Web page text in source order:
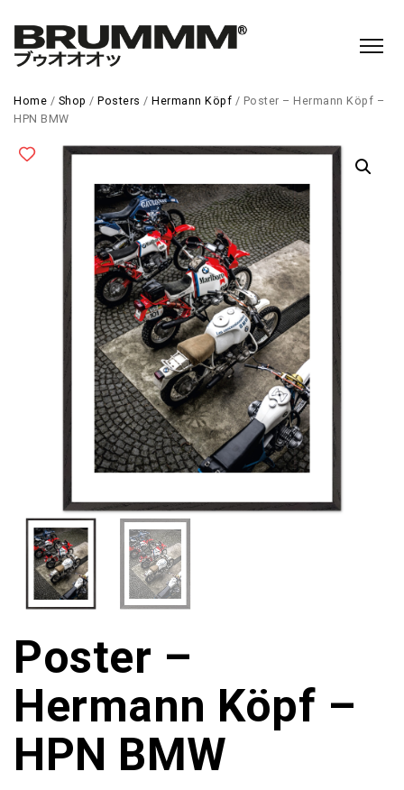
Home / Shop / Posters / Hermann Köpf / Poster – Hermann Köpf –
HPN BMW
Poster –
Hermann Köpf –
HPN BMW